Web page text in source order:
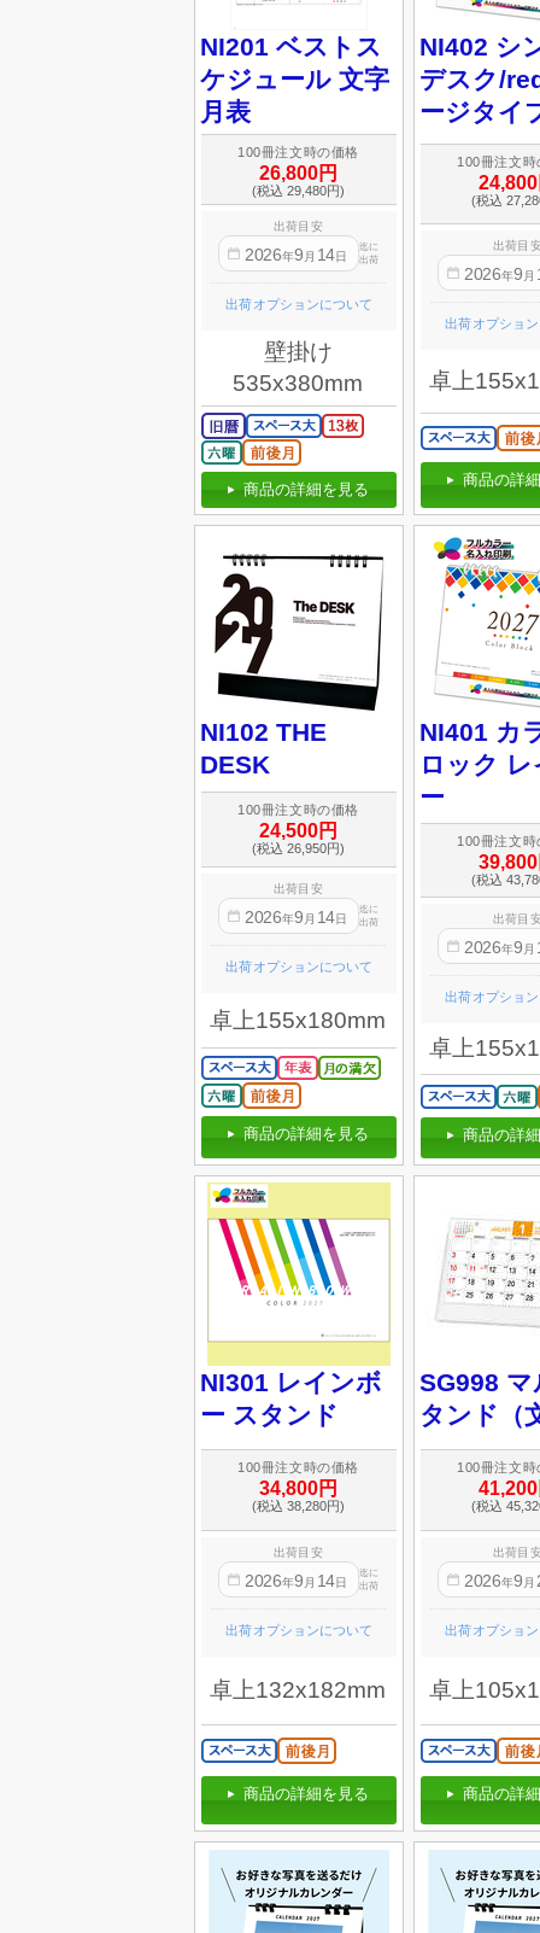
NI201 ベストス
ケジュール 文字
月表
100冊注文時の価格
26,800円
(税込 29,480円)
出荷目安
2026年9 月 14日
迄に
出荷
出荷オプションについて
壁掛け
535x380mm
商品の詳細を見る
NI402 シ
デスク/
ージタイ
100冊注文時
(税込
出荷目
2026年9 月
出荷オプショ
卓上
商品の詳
NI102 THE
DESK
100冊注文時の価格
24,500円
(税込 26,950円)
出荷目安
2026年9 月 14日
迄に
出荷
出荷オプションについて
卓上155x180mm
商品の詳細を見る
NI401 カ
ロック
ー
100冊注文時
(税込
出荷目
2026年9 月
出荷オプショ
卓上
商品の詳
NI301 レインボ
ー スタンド
100冊注文時の価格
34,800円
(税込 38,280円)
出荷目安
2026年9 月 14日
迄に
出荷
出荷オプションについて
卓上132x182mm
商品の詳細を見る
SG998
タンド（
100冊注文時
(税込
出荷目
2026年9 月
出荷オプショ
卓上
商品の詳